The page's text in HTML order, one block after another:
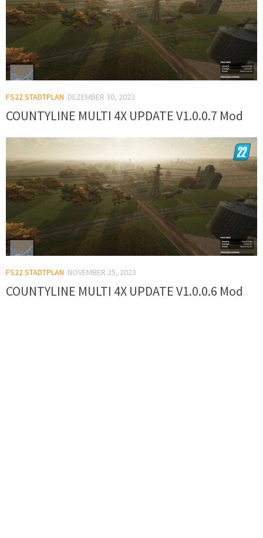
FS22 STADTPLAN DEZEMBER 30, 2023
COUNTYLINE MULTI 4X UPDATE V1.0.0.7 Mod
FS22 STADTPLAN NOVEMBER 25, 2023
COUNTYLINE MULTI 4X UPDATE V1.0.0.6 Mod